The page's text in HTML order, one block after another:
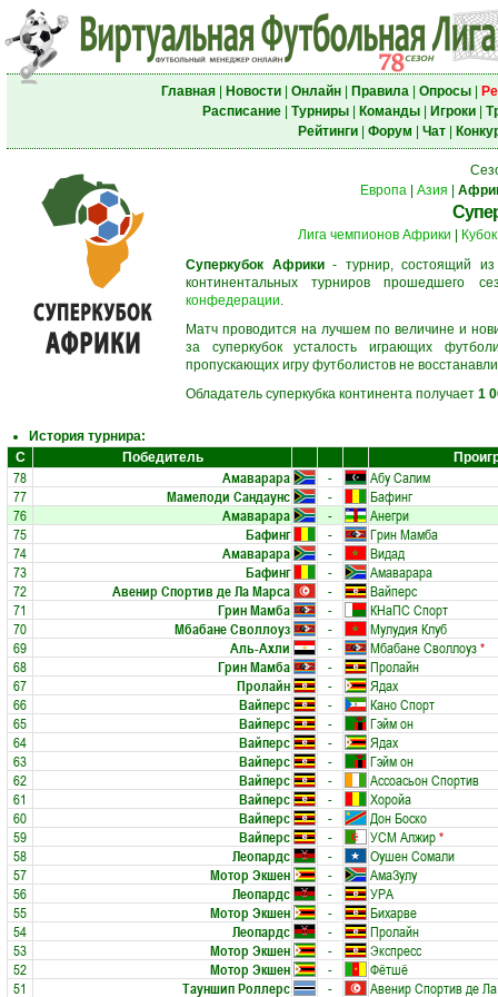
Главная| Новости| Онлайн| Правила| Опросы|
Расписание| Турниры| Команды| Игроки|
Рейтинги| Форум Чат|
Европа
Азия
Лига чемпионов Африки
Суперкубок Африки- турнир, состоящий из
континентальных турниров прошедшего
конфедерации.
Матч проводится на лучшем по величине и
за суперкубок усталость играющих
пропускающих игру футболистов не
Обладатель суперкубка континента получает 1
История турнира:
С
Победитель
78 Амаварара -
Абу Салим
77
Мамелоди Сандаунс -
Бафинг
76
Амаварара -
Анегри
75
Бафинг -
Грин Мамба
74
Амаварара -
Видад
73
Бафинг -
Амаварара
72
Авенир Спортив де Ла Марса -
Вайперс
71
Грин Мамба -
КНаПС Спорт
70
Мбабане Своллоуз -
Мулудия Клуб
69
Аль-Ахли - Мбабане Своллоуз*
68
Грин Мамба -
Пролайн
67
Пролайн -
Ядах
66
Вайперс -
Кано Спорт
65
Вайперс -
Гэйм он
64
Вайперс -
Ядах
63
Вайперс -
Гэйм он
62
Вайперс -
Ассоасьон Спортив
61
Вайперс -
Хоройа
60
Вайперс -
Дон Боско
59
Вайперс - УСМ Алжир*
58
Леопардс -
Оушен Сомали
57
Мотор Экшен -
АмаЗулу
56
Леопардс -
УРА
55
Мотор Экшен -
Бихарве
54
Леопардс -
Пролайн
53
Мотор Экшен -
Экспресс
52
Мотор Экшен -
Фётшё
51
Тауншип Роллерс - Авенир Спортив де